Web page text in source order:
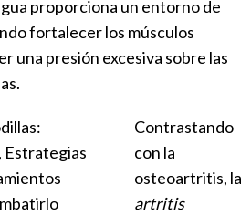
proporciona un entorno de
fortalecer los músculos
una presión excesiva sobre las
Contrastando
con la
osteoartritis, la
artritis